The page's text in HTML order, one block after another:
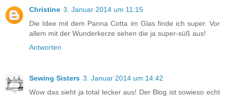
Christine 3. Januar 2014 um 11:15
Die Idee mit dem Panna Cotta im Glas finde ich super. Vor
allem mit der Wunderkerze sehen die ja super-süß aus!
Antworten
Sewing Sisters 3. Januar 2014 um 14:42
Wow das sieht ja total lecker aus! Der Blog ist sowieso echt